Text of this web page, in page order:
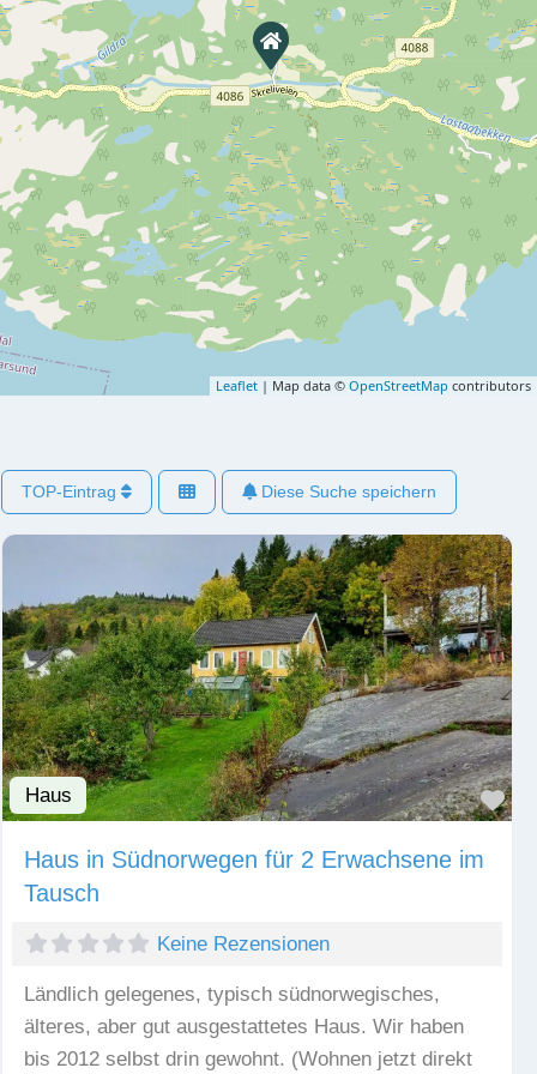
Leaflet | Map data © OpenStreetMap contributors
TOP-Eintrag Diese Suche speichern
Haus
Haus in Südnorwegen für 2 Erwachsene im
Tausch
Keine Rezensionen
Ländlich gelegenes, typisch südnorwegisches,
älteres, aber gut ausgestattetes Haus. Wir haben
bis 2012 selbst drin gewohnt. (Wohnen jetzt direkt